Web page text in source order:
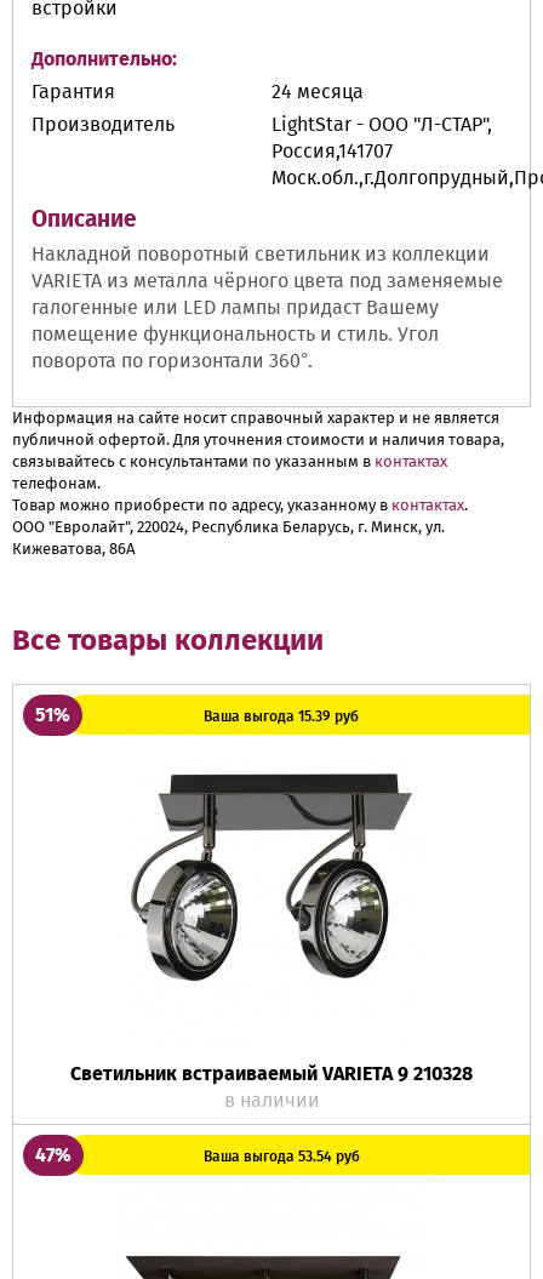
встройки
Дополнительно:
Гарантия
24 месяца
Производитель
LightStar - ООО "Л-СТАР",
Россия,141707
Описание
Накладной поворотный светильник из коллекции
VARIETA из металла чёрного цвета под заменяемые
галогенные или LED лампы придаст Вашему
помещение функциональность и стиль. Угол
поворота по горизонтали 360°.
Информация на сайте носит справочный характер и не является
публичной офертой. Для уточнения стоимости и наличия товара,
связывайтесь с консультантами по указанным в контактах
телефонам.
Товар можно приобрести по адресу, указанному в контактах.
ООО "Евролайт", 220024, Республика Беларусь, г. Минск, ул.
Кижеватова, 86А
Все товары коллекции
51% Ваша выгода 15.39 руб
Светильник встраиваемый VARIETA 9 210328
в наличии
47% Ваша выгода 53.54 руб